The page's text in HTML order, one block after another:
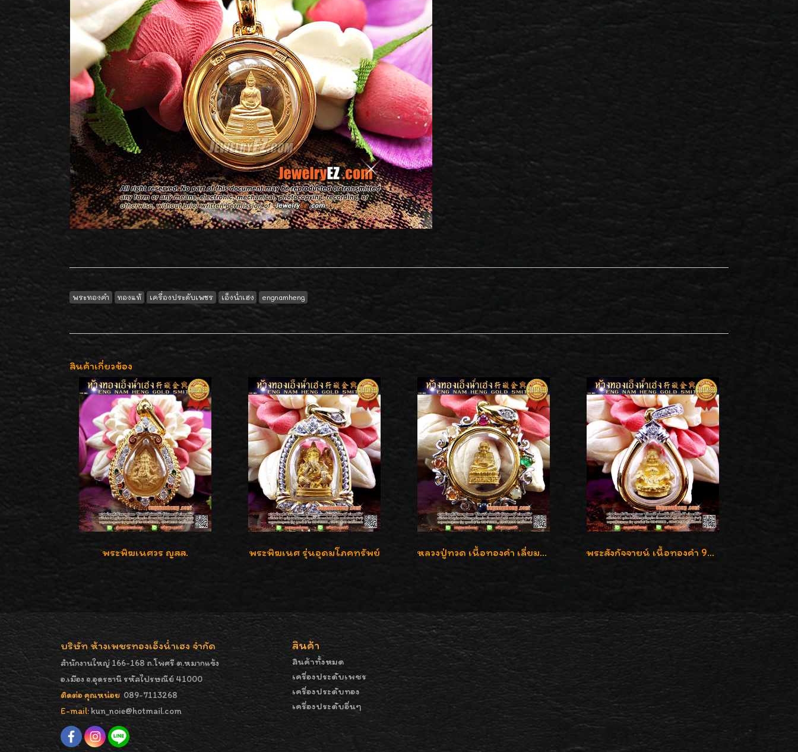
พระทองคำ ทองแท้ เครื่องประดับเพชร เอ็งน่ำเฮง engnamheng
สินค้าเกี่ยวข้อง
พระพิฆเนศวร ญสส. พระพิฆเนศ รุ่นอุดมโภคทรัพย์ หลวงปู่ทวด เนื้อทองคำ เลี่ยมกรอบทองคำประดับเพชรแท้และพลอยนพเก้า น่ารักมากๆค่ะ พระสังกัจจายน์ เนื้อทองคำ 99.99%
บริษัท ห้างเพชรทองเอ็งน่ำเฮง จำกัด
สำนักงานใหญ่ 166-168 ถ.โพศรี ต.หมากแข้ง
อ.เมือง จ.อุดรธานี รหัสไปรษณีย์ 41000
ติดต่อ คุณหน่อย 089-7113268
E-mail:kun_noie@hotmail.com
สินค้า
สินค้าทั้งหมด
เครื่องประดับเพชร
เครื่องประดับทอง
เครื่องประดับอื่นๆ